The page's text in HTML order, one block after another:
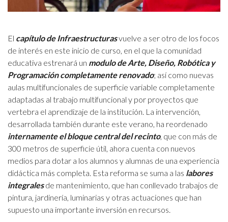
El capítulo de Infraestructurasvuelve a ser otro de los focos
de interés en este inicio de curso, en el que la comunidad
educativa estrenará un modulo de Arte, Diseño, Robótica y
Programación completamente renovado; así como nuevas
aulas multifuncionales de superficie variable completamente
adaptadas al trabajo multifuncional y por proyectos que
vertebra el aprendizaje de la institución. La intervención,
desarrollada también durante este verano, ha reordenado
internamente el bloque central del recinto, que con más de
300 metros de superficie útil, ahora cuenta con nuevos
medios para dotar a los alumnos y alumnas de una experiencia
didáctica más completa. Esta reforma se suma a las labores
integralesde mantenimiento, que han conllevado trabajos de
pintura, jardinería, luminarias y otras actuaciones que han
supuesto una importante inversión en recursos.